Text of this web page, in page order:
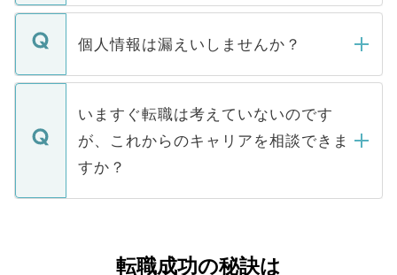
ません。
■応募殺到を避けるため 人気のある医療機
関を公にしてしまうと、応募が殺到する場
に、医療機関が求める条件に合った人材の
みを人材紹介会社に依頼するケースが増え
ています。
転職・入職を強要することは一切ありませ
ん。また、仮に応募先から内定をいただい
定を承諾する必要はありません。内定先へ
の辞退の連絡はキャリアパートナーが行い
個人情報は漏えいしませんか？
個人情報が漏えいすることはありませんの
で、ご安心ください。当サイトからの登録
などで収集したご登録者様の個人情報は、
ご本人のキャリアアップおよび転職活動の
支援を目的に使用いたします。お預かりし
ているすべての個人データはご本人の許可
は、個人情報の取り扱いについての厳密な
いますぐ転職は考えていないのです
が、これからのキャリアを相談できま
すか？
かがいして、現在の医療機関の状況や紹介
転職成功の秘訣は